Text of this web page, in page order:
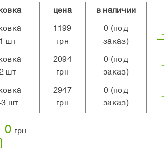
цена в наличии
шт
1199
грн
0 (под
заказ)
шт
2094
грн
0 (под
заказ)
шт
2947
грн
0 (под
заказ)
0 грн